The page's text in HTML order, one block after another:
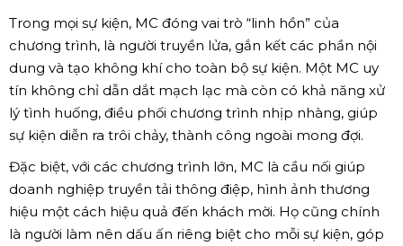
Trong mọi sự kiện, MC đóng vai trò “linh hồn” của
chương trình, là người truyền lửa, gắn kết các phần nội
dung và tạo không khí cho toàn bộ sự kiện. Một MC uy
tín không chỉ dẫn dắt mạch lạc mà còn có khả năng xử
lý tình huống, điều phối chương trình nhịp nhàng, giúp
sự kiện diễn ra trôi chảy, thành công ngoài mong đợi.
Đặc biệt, với các chương trình lớn, MC là cầu nối giúp
doanh nghiệp truyền tải thông điệp, hình ảnh thương
hiệu một cách hiệu quả đến khách mời. Họ cũng chính
là người làm nên dấu ấn riêng biệt cho mỗi sự kiện, góp